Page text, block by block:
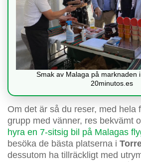
Smak av Malaga på marknaden
20minutos.es
Om det är så du reser, med hela
grupp med vänner, res bekvämt
hyra en 7-sitsig bil på Malagas
besöka de bästa platserna i
dessutom ha tillräckligt med